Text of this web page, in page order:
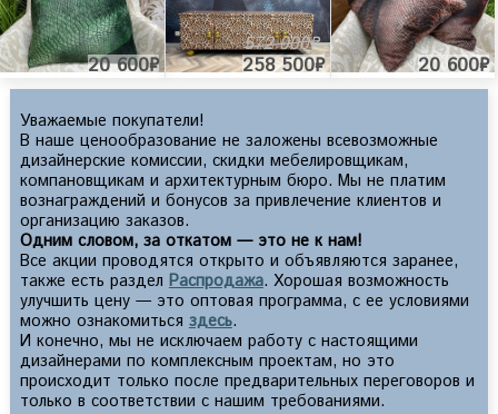
20 600₽
572 000₽
258 500₽ 20 600₽
Уважаемые покупатели!
В наше ценообразование не заложены всевозможные
дизайнерские комиссии, скидки мебелировщикам,
компановщикам и архитектурным бюро. Мы не платим
вознаграждений и бонусов за привлечение клиентов и
организацию заказов.
Одним словом, за откатом — это не к нам!
Все акции проводятся открыто и объявляются заранее,
также есть раздел Распродажа. Хорошая возможность
улучшить цену — это оптовая программа, с ее условиями
можно ознакомиться здесь.
И конечно, мы не исключаем работу с настоящими
дизайнерами по комплексным проектам, но это
происходит только после предварительных переговоров и
только в соответствии с нашим требованиями.